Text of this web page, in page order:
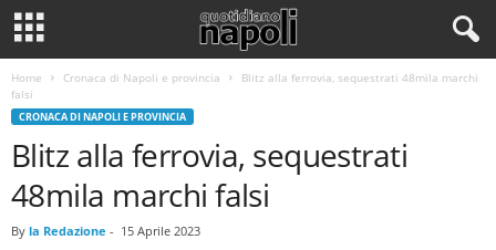
Home Cronaca di Napoli e provincia
Blitz alla ferrovia, sequestrati 48mila marchi
falsi
CRONACA DI NAPOLI E PROVINCIA
Blitz alla ferrovia, sequestrati
48mila marchi falsi
By la Redazione - 15 Aprile 2023